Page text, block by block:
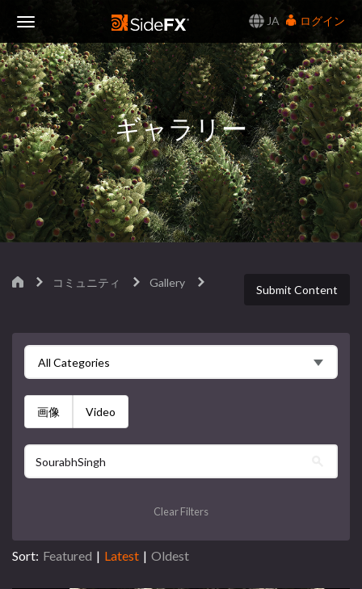
JA
ログイン
Navigation
ギャラリー
Submit Content
コミュニティ Gallery
All Categories
画像 Video
Clear Filters
Sort: Featured | Latest | Oldest